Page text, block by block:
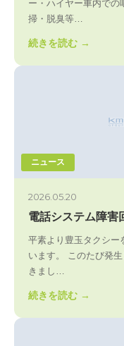
ー・ハイヤー車内での
掃・脱臭等…
続きを読む →
ニュース
2026.05.20
電話システム障害
平素より豊玉タクシー
います。 このたび発
きまし…
続きを読む →